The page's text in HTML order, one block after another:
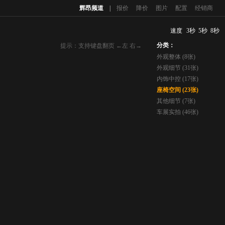
辉昂频道 报价 降价 图片 配置 经销商
提示：支持键盘翻页 ←左 右→
速度 3秒 5秒 8秒
分类：
外观整体 (8张)
外观细节 (31张)
内饰中控 (17张)
座椅空间 (23张)
其他细节 (7张)
车展实拍 (46张)